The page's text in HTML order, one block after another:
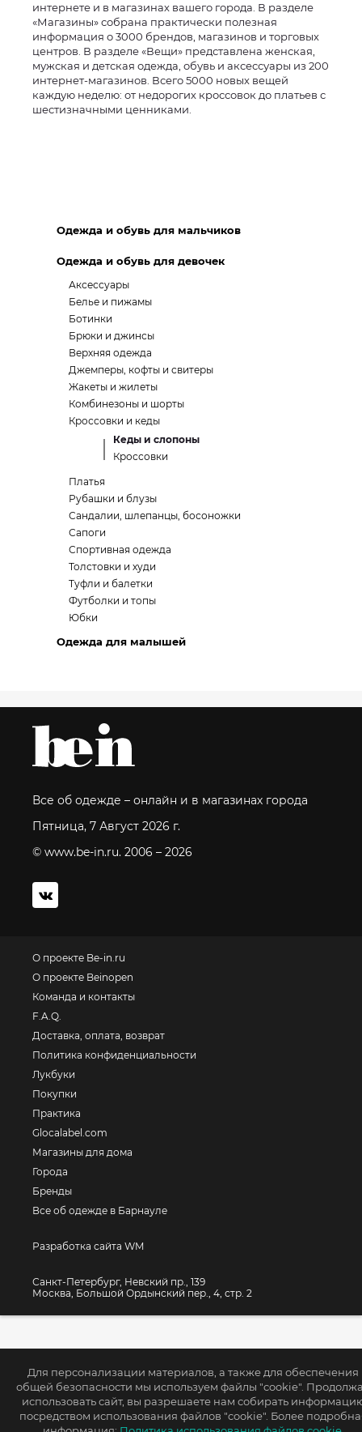
Для персонализации материалов, а также для обеспечения
общей безопасности мы используем файлы "cookie".
использовать сайт, вы разрешаете нам собирать
посредством использования файлов "cookie". Более
интернете и в магазинах вашего города. В разделе
«Магазины» собрана практически полезная
информация о 3000 брендов, магазинов и торговых
центров. В разделе «Вещи» представлена женская,
мужская и детская одежда, обувь и аксессуары из 200
интернет-магазинов. Всего 5000 новых вещей
каждую неделю: от недорогих кроссовок до платьев с
шестизначными ценниками.
Одежда и обувь для мальчиков
Одежда и обувь для девочек
Аксессуары
Белье и пижамы
Ботинки
Брюки и джинсы
Верхняя одежда
Джемперы, кофты и свитеры
Жакеты и жилеты
Комбинезоны и шорты
Кроссовки и кеды
Кеды и слопоны
Кроссовки
Платья
Рубашки и блузы
Сандалии, шлепанцы, босоножки
Сапоги
Спортивная одежда
Толстовки и худи
Туфли и балетки
Футболки и топы
Юбки
Одежда для малышей
Все об одежде – онлайн и в магазинах города
Пятница, 7 Август 2026 г.
© www.be-in.ru. 2006 – 2026
О проекте Be-in.ru
О проекте Beinopen
Команда и контакты
F.A.Q.
Доставка, оплата, возврат
Политика конфиденциальности
Лукбуки
Покупки
Практика
Glocalabel.com
Магазины для дома
Города
Бренды
Все об одежде в Барнауле
Разработка сайта WM
Санкт-Петербург, Невский пр., 139
Москва, Большой Ордынский пер., 4, стр. 2